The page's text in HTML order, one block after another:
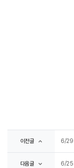
이전글 6/29
다음글 6/25